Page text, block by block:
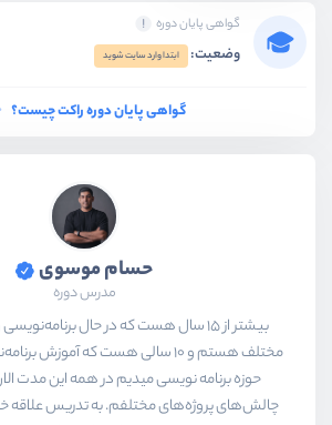
گواهی پایان دوره
وضعیت: ابتدا وارد سایت شوید
گواهی پایان دوره راکت چیست؟
حسام موسوی
مدرس دوره
بیشتر از ۱۵ سال هست که در حال
مختلف هستم و ۱۰ سالی هست که آموزش
حوزه برنامه نویسی میدیم در همه این مدت
چالش‌های پروژه‌های مختلفم. به تدریس